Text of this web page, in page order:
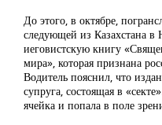
До этого, в октябре,
следующей из Казахстана в
иеговистскую книгу
мира», которая признана
Водитель пояснил, что
супруга, состоящая в
ячейка и попала в поле